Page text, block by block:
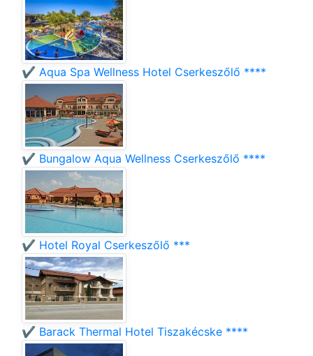
✔️ Aqua Spa Wellness Hotel Cserkeszőlő ****
✔️ Bungalow Aqua Wellness Cserkeszőlő ****
✔️ Hotel Royal Cserkeszőlő ***
✔️ Barack Thermal Hotel Tiszakécske ****